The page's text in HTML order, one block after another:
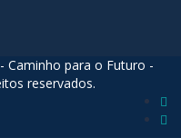
Caminho para o Futuro -
reservados.